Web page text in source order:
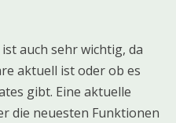
auch sehr wichtig, da
aktuell ist oder ob es
gibt. Eine aktuelle
die neuesten Funktionen